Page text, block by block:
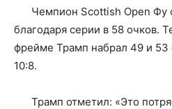
Чемпион Scottish Open Фу
благодаря серии в 58 очков.
фрейме Трамп набрал 49 и 53
10:8.
Трамп отметил: «Это